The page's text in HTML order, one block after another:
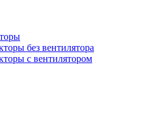
без вентилятора
с вентилятором